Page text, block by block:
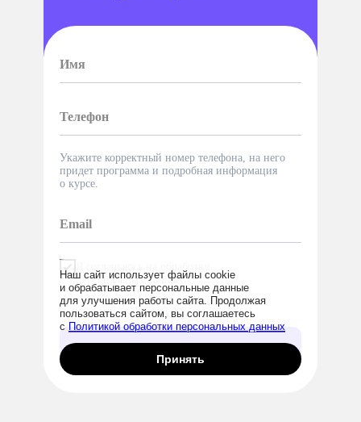
Укажите корректный номер телефона, на него
придет программа и подробная информация
о курсе.
персональных данных
Попробовать
Принять
Наш сайт использует файлы cookie
и обрабатывает персональные данные
для улучшения работы сайта. Продолжая
пользоваться сайтом, вы соглашаетесь
с Политикой обработки персональных данных